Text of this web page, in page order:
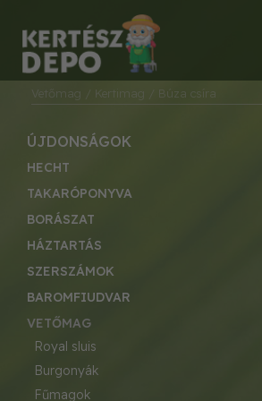
Vetőmag / Kertimag / Búza csíra
ÚJDONSÁGOK
HECHT
TAKARÓPONYVA
BORÁSZAT
HÁZTARTÁS
SZERSZÁMOK
BAROMFIUDVAR
VETŐMAG
royal sluis
burgonyák
fűmagok